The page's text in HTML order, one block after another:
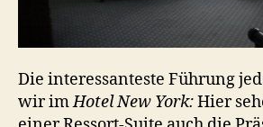
Die interessanteste Führung
wir imHotel New York:Hier